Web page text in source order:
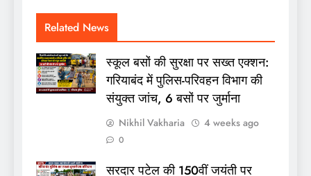
Related News
स्कूल बसों की सुरक्षा पर सख्त एक्शन:
गरियाबंद में पुलिस-परिवहन विभाग की
संयुक्त जांच, 6 बसों पर जुर्माना
Nikhil Vakharia 4 weeks ago
0
सरदार पटेल की 150वीं जयंती पर